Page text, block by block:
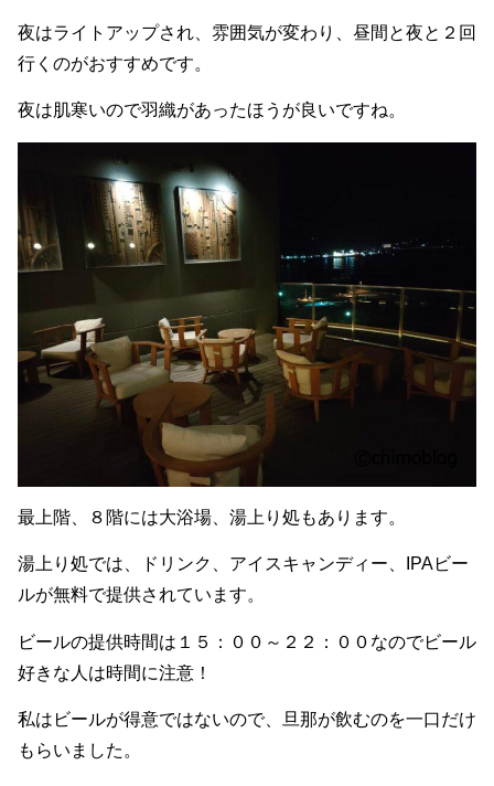
夜はライトアップされ、雰囲気が変わり、昼間と夜と２回
行くのがおすすめです。
夜は肌寒いので羽織があったほうが良いですね。
最上階、８階には大浴場、湯上り処もあります。
湯上り処では、ドリンク、アイスキャンディー、IPAビー
ルが無料で提供されています。
ビールの提供時間は１５：００～２２：００なのでビール
好きな人は時間に注意！
私はビールが得意ではないので、旦那が飲むのを一口だけ
もらいました。